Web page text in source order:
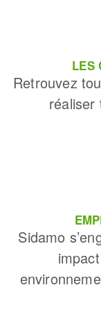
LES
Retrouvez
réaliser
Sidamo